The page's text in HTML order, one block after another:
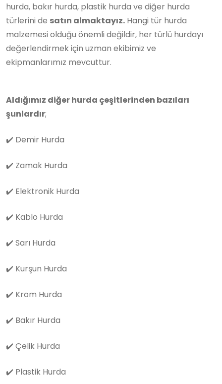
hurda, bakır hurda, plastik hurda ve diğer hurda
türlerini de satın almaktayız. Hangi tür hurda
malzemesi olduğu önemli değildir, her türlü hurdayı
değerlendirmek için uzman ekibimiz ve
ekipmanlarımız mevcuttur.
Aldığımız diğer hurda çeşitlerinden bazıları
şunlardır;
✔️ Demir Hurda
✔️ Zamak Hurda
✔️ Elektronik Hurda
✔️ Kablo Hurda
✔️ Sarı Hurda
✔️ Kurşun Hurda
✔️ Krom Hurda
✔️ Bakır Hurda
✔️ Çelik Hurda
✔️ Plastik Hurda